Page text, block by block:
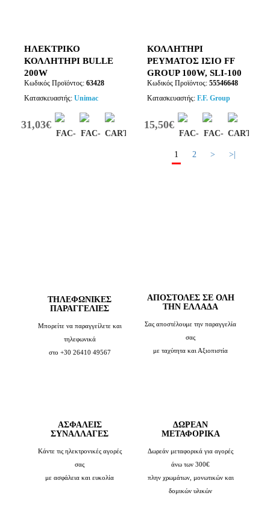
ΗΛΕΚΤΡΙΚΟ
ΚΟΛΛΗΤΗΡΙ BULLE
200W
Κωδικός Προϊόντος: 63428
Κατασκευαστής: Unimac
31,03€
ΚΟΛΛΗΤΗΡΙ
ΡΕΥΜΑΤΟΣ ΙΣΙΟ FF
GROUP 100W, SLI-100
Κωδικός Προϊόντος: 55546648
Κατασκευαστής: F.F. Group
15,50€
1 2 > >|
TΗΛΕΦΩΝΙΚΈΣ
ΠΑΡΑΓΓΕΛΊΕΣ
Μπορείτε να παραγγείλετε και
τηλεφωνικά
στο +30 26410 49567
ΑΠΟΣΤΟΛΕΣ ΣΕ ΟΛΗ
ΤΗΝ ΕΛΛΑΔΑ
Σας αποστέλουμε την παραγγελία
σας
με ταχύτητα και Αξιοπιστία
ΑΣΦΑΛΕΙΣ
ΣΥΝΑΛΛΑΓΕΣ
Κάντε τις ηλεκτρονικές αγορές
σας
με ασφάλεια και ευκολία
ΔΩΡΕΑΝ
ΜΕΤΑΦΟΡΙΚΑ
Δωρεάν μεταφορικά για αγορές
άνω των 300€
πλην χρωμάτων, μονωτικών και
δομικών υλικών